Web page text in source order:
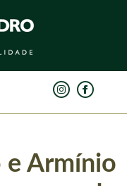
e Armínio